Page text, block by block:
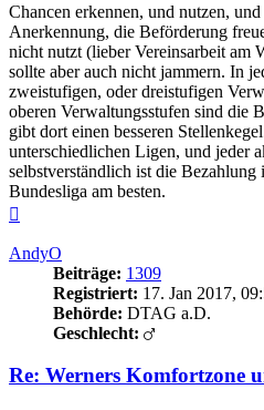
Chancen erkennen, und nutzen,
Anerkennung, die Beförderung
nicht nutzt (lieber Vereinsarbeit am
sollte aber auch nicht jammern. In
zweistufigen, oder dreistufigen
oberen Verwaltungsstufen sind die
gibt dort einen besseren
unterschiedlichen Ligen, und jeder
selbstverständlich ist die Bezahlung
Bundesliga am besten.
AndyO
Beiträge: 1309
Registriert: 17. Jan 2017,
Behörde: DTAG a.D.
Geschlecht:
Re: Werners Komfortzone